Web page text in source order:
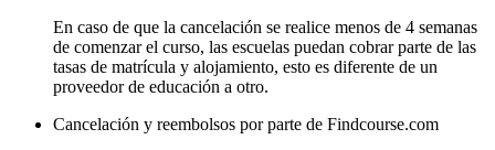
En caso de que la cancelación se realice menos de 4 semanas
de comenzar el curso, las escuelas puedan cobrar parte de las
tasas de matrícula y alojamiento, esto es diferente de un
proveedor de educación a otro.
Cancelación y reembolsos por parte de Findcourse.com